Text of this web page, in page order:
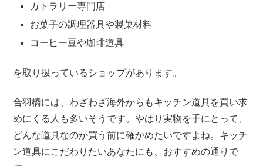
カトラリー専門店
お菓子の調理器具や製菓材料
コーヒー豆や珈琲道具
を取り扱っているショップがあります。
合羽橋には、わざわざ海外からもキッチン道具を買い求
めにくる人も多いそうです。やはり実物を手にとって、
どんな道具なのか買う前に確かめたいですよね。キッチ
ン道具にこだわりたいあなたにも、おすすめの通りで